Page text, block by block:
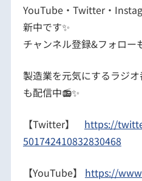
YouTube・Twitter・
新中です✨
チャンネル登録&フォロー
製造業を元気にするラジ
も配信中📻✨
【Twitter】 https://
501742410832830468
【YouTube】 https://